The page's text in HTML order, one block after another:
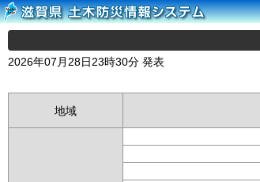
2026年07月28日23時30分 発表
地域